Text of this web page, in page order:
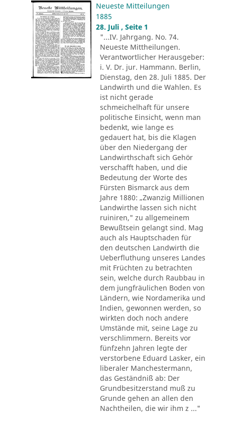
Neueste Mitteilungen
1885
28. Juli , Seite 1
"...IV. Jahrgang. No. 74.
Neueste Mittheilungen.
Verantwortlicher Herausgeber:
i. V. Dr. jur. Hammann. Berlin,
Dienstag, den 28. Juli 1885. Der
Landwirth und die Wahlen. Es
ist nicht gerade
schmeichelhaft für unsere
politische Einsicht, wenn man
bedenkt, wie lange es
gedauert hat, bis die Klagen
über den Niedergang der
Landwirthschaft sich Gehör
verschafft haben, und die
Bedeutung der Worte des
Fürsten Bismarck aus dem
Jahre 1880: „Zwanzig Millionen
Landwirthe lassen sich nicht
ruiniren," zu allgemeinem
Bewußtsein gelangt sind. Mag
auch als Hauptschaden für
den deutschen Landwirth die
Ueberfluthung unseres Landes
mit Früchten zu betrachten
sein, welche durch Raubbau in
dem jungfräulichen Boden von
Ländern, wie Nordamerika und
Indien, gewonnen werden, so
wirkten doch noch andere
Umstände mit, seine Lage zu
verschlimmern. Bereits vor
fünfzehn Jahren legte der
verstorbene Eduard Lasker, ein
liberaler Manchestermann,
das Geständniß ab: Der
Grundbesitzerstand muß zu
Grunde gehen an allen den
Nachtheilen, die wir ihm z ..."